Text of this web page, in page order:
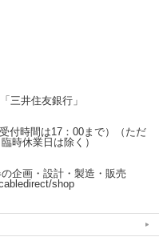
三井住友銀行」
付時間は17：00まで）
（ただ
時休業日は除く）
企画・設計・製造・販売
shop